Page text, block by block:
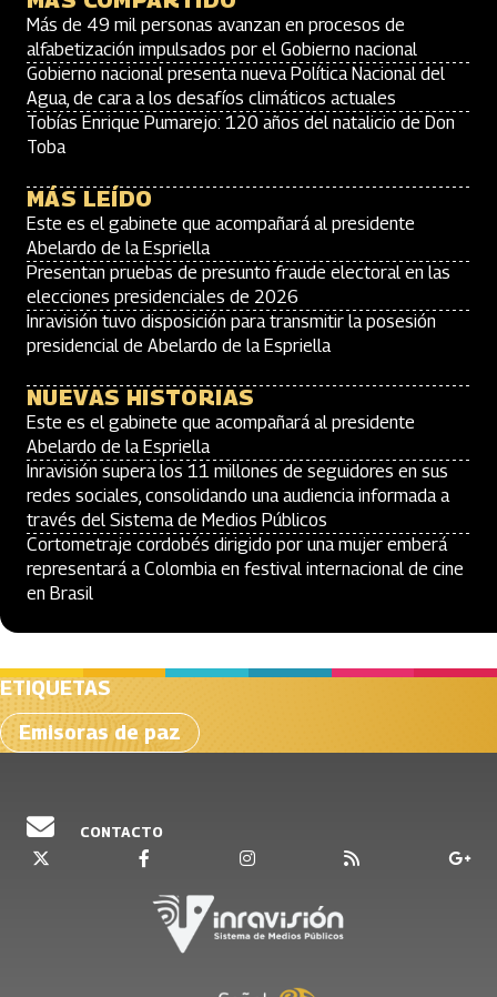
Más de 49 mil personas avanzan en procesos de
alfabetización impulsados por el Gobierno nacional
Gobierno nacional presenta nueva Política Nacional del
Agua, de cara a los desafíos climáticos actuales
Tobías Enrique Pumarejo: 120 años del natalicio de Don
Toba
MÁS LEÍDO
Este es el gabinete que acompañará al presidente
Abelardo de la Espriella
Presentan pruebas de presunto fraude electoral en las
elecciones presidenciales de 2026
Inravisión tuvo disposición para transmitir la posesión
presidencial de Abelardo de la Espriella
NUEVAS HISTORIAS
Este es el gabinete que acompañará al presidente
Abelardo de la Espriella
Inravisión supera los 11 millones de seguidores en sus
redes sociales, consolidando una audiencia informada a
través del Sistema de Medios Públicos
Cortometraje cordobés dirigido por una mujer emberá
representará a Colombia en festival internacional de cine
en Brasil
ETIQUETAS
Emisoras de paz
CONTACTO